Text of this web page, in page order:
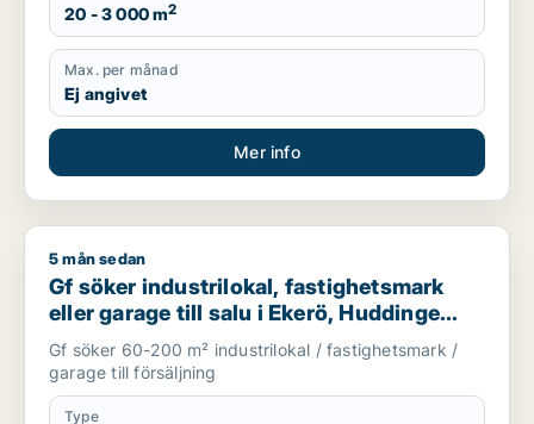
20 - 3 000 m2
Max. per månad
Ej angivet
Mer info
Gf söker industrilokal, fastighetsmark eller garage till salu i
5 mån sedan
Gf söker industrilokal, fastighetsmark
eller garage till salu i Ekerö, Huddinge
eller Botkyrka m.fl.
Gf söker 60-200 m² industrilokal / fastighetsmark /
garage till försäljning
Type